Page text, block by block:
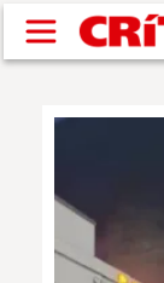
Pasar al
NACIONAL